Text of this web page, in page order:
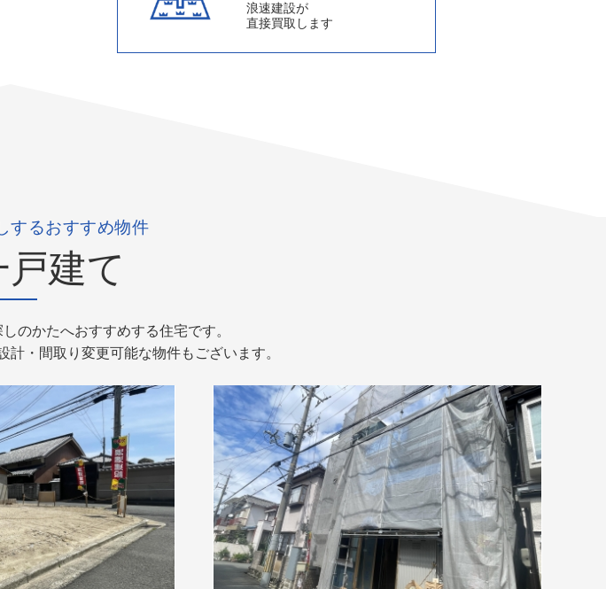
浪速建設が
直接買取します
するおすすめ物件
建て
のかたへおすすめする住宅です。
・間取り変更可能な物件もございます。